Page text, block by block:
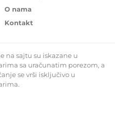
O nama
Kontakt
na sajtu su iskazane u
sa uračunatim porezom, a
se vrši isključivo u